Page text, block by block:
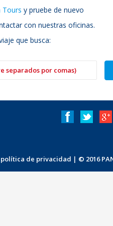
Tours y pruebe de nuevo
con nuestras oficinas.
que busca:
de privacidad | © 2016